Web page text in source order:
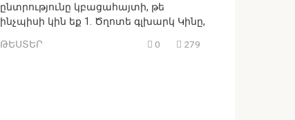
ընտրությունը կբացահայտի, թե
ինչպիսի կին եք 1. Ծղոտե գլխարկ Կինը,
ԹԵՍՏԵՐ 0 279